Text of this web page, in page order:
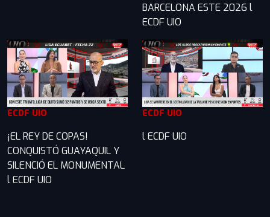
BARCELONA ESTE 2026 l
ECDF UIO
ECDF UIO
¡EL REY DE COPAS!
CONQUISTÓ GUAYAQUIL Y
SILENCIÓ EL MONUMENTAL
l ECDF UIO
ECDF UIO
l ECDF UIO